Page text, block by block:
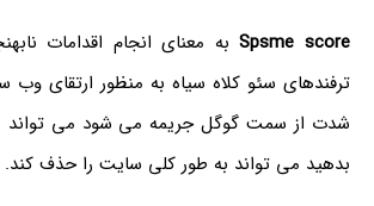
Spsme scoreبه معنای انجام اقدامات
ترفندهای سئو کلاه سیاه به منظور ارتقای
شدت از سمت گوگل جریمه می شود می تواند
بدهید می تواند به طور کلی سایت را حذف کند.